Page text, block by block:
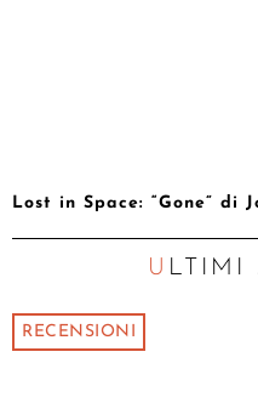
Lost in Space: “Gone” di
RECENSIONI